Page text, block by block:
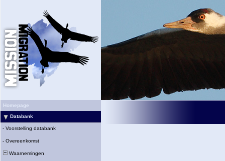
Homepage
Databank
- Voorstelling databank
- Overeenkomst
Waarnemingen